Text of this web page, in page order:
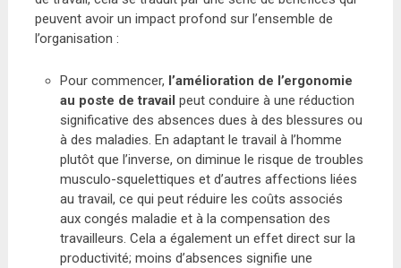
peuvent avoir un impact profond sur l’ensemble de
l’organisation :
Pour commencer, l’amélioration de l’ergonomie
au poste de travail peut conduire à une réduction
significative des absences dues à des blessures ou
à des maladies. En adaptant le travail à l’homme
plutôt que l’inverse, on diminue le risque de troubles
musculo-squelettiques et d’autres affections liées
au travail, ce qui peut réduire les coûts associés
aux congés maladie et à la compensation des
travailleurs. Cela a également un effet direct sur la
productivité; moins d’absences signifie une